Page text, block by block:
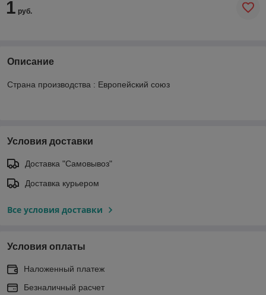
1 руб.
Описание
Страна производства : Европейский союз
Условия доставки
Доставка "Самовывоз"
Доставка курьером
Все условия доставки
Условия оплаты
Наложенный платеж
Безналичный расчет